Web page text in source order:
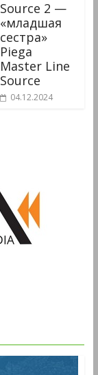
Source 2 —
«младшая
сестра»
Piega
Master Line
Source
04.12.2024